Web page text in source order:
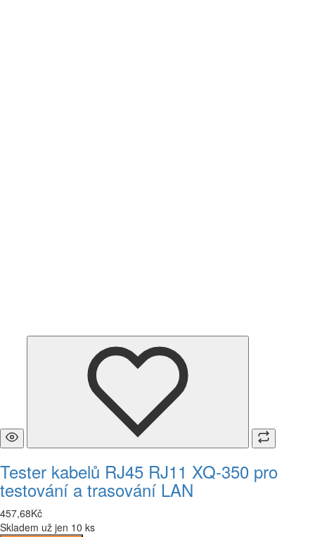
Tester kabelů RJ45 RJ11 XQ-350 pro
testování a trasování LAN
457,68Kč
Skladem už jen 10 ks